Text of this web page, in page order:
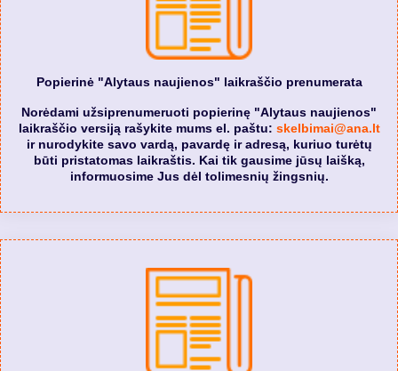
Popierinė "Alytaus naujienos" laikraščio prenumerata
Norėdami užsiprenumeruoti popierinę "Alytaus naujienos"
laikraščio versiją rašykite mums el. paštu: skelbimai@ana.lt
ir nurodykite savo vardą, pavardę ir adresą, kuriuo turėtų
būti pristatomas laikraštis. Kai tik gausime jūsų laišką,
informuosime Jus dėl tolimesnių žingsnių.